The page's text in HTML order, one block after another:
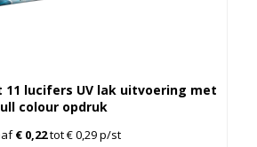
lucifers UV lak uitvoering met
colour opdruk
€ 0,22tot € 0,29 p/st